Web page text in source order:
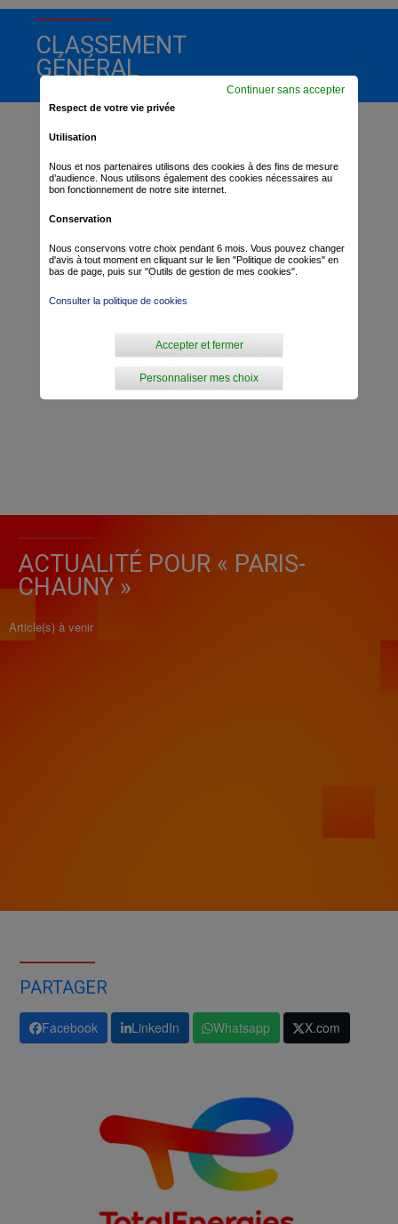
CLASSEMENT
GÉNÉRAL
ACTUALITÉ POUR « PARIS-
CHAUNY »
Article(s) à venir
PARTAGER
Facebook LinkedIn Whatsapp X.com
Respect de votre vie privée
Utilisation
Nous et nos partenaires utilisons des cookies à des fins de mesure
d’audience. Nous utilisons également des cookies nécessaires au
bon fonctionnement de notre site internet.
Conservation
Nous conservons votre choix pendant 6 mois. Vous pouvez changer
d'avis à tout moment en cliquant sur le lien "Politique de cookies" en
bas de page, puis sur "Outils de gestion de mes cookies".
Consulter la politique de cookies
Personnaliser mes choix
Accepter et fermer
Continuer sans accepter